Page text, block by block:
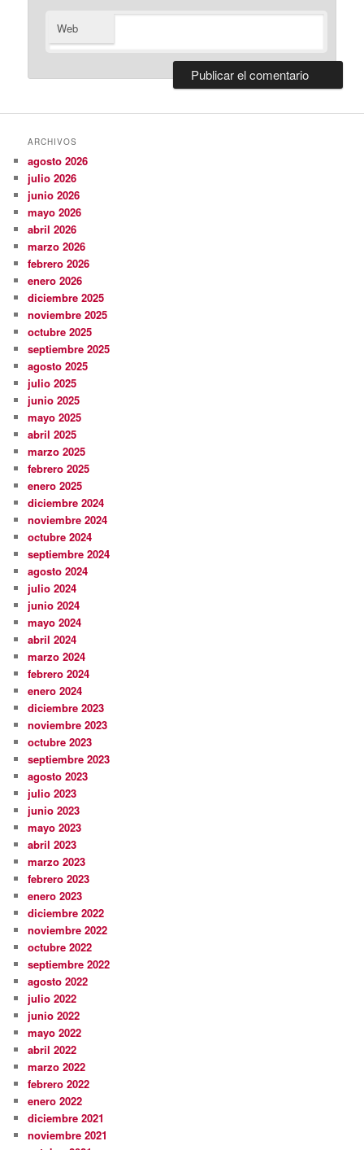
Web
ARCHIVOS
agosto 2026
julio 2026
junio 2026
mayo 2026
abril 2026
marzo 2026
febrero 2026
enero 2026
diciembre 2025
noviembre 2025
octubre 2025
septiembre 2025
agosto 2025
julio 2025
junio 2025
mayo 2025
abril 2025
marzo 2025
febrero 2025
enero 2025
diciembre 2024
noviembre 2024
octubre 2024
septiembre 2024
agosto 2024
julio 2024
junio 2024
mayo 2024
abril 2024
marzo 2024
febrero 2024
enero 2024
diciembre 2023
noviembre 2023
octubre 2023
septiembre 2023
agosto 2023
julio 2023
junio 2023
mayo 2023
abril 2023
marzo 2023
febrero 2023
enero 2023
diciembre 2022
noviembre 2022
octubre 2022
septiembre 2022
agosto 2022
julio 2022
junio 2022
mayo 2022
abril 2022
marzo 2022
febrero 2022
enero 2022
diciembre 2021
noviembre 2021